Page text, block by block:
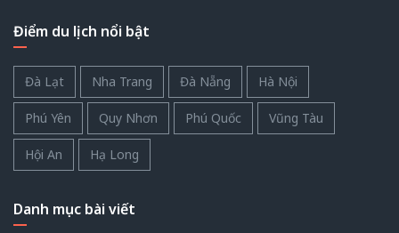
Điểm du lịch nổi bật
Đà Lạt Nha Trang Đà Nẵng Hà Nội
Phú Yên Quy Nhơn Phú Quốc Vũng Tàu
Hội An Hạ Long
Danh mục bài viết